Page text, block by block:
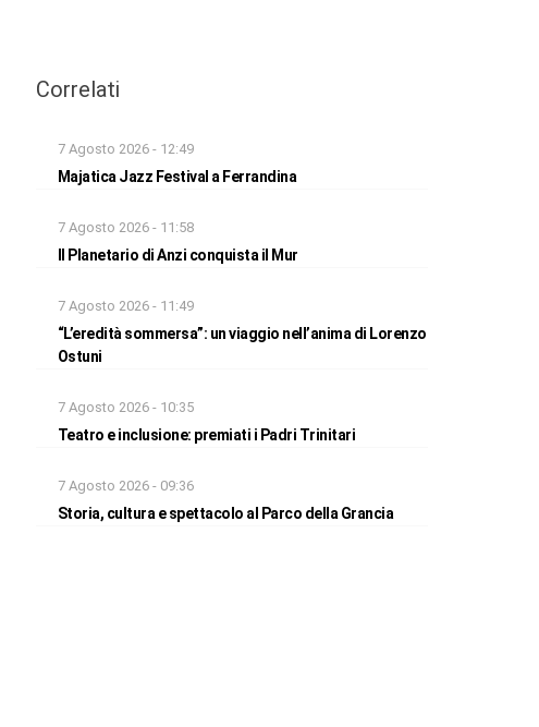
Correlati
7 Agosto 2026 - 12:49
Majatica Jazz Festival a Ferrandina
7 Agosto 2026 - 11:58
Il Planetario di Anzi conquista il Mur
7 Agosto 2026 - 11:49
“L’eredità sommersa”: un viaggio nell’anima di Lorenzo
Ostuni
7 Agosto 2026 - 10:35
Teatro e inclusione: premiati i Padri Trinitari
7 Agosto 2026 - 09:36
Storia, cultura e spettacolo al Parco della Grancia